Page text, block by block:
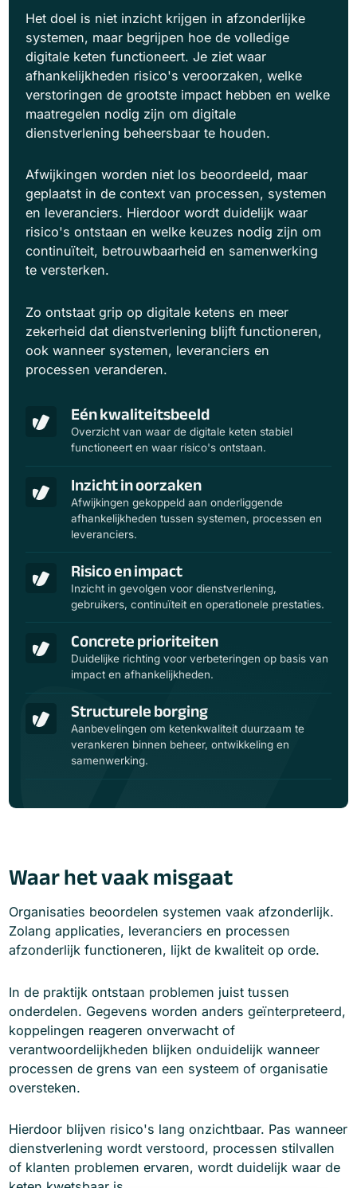
Het doel is niet inzicht krijgen in afzonderlijke
systemen, maar begrijpen hoe de volledige
digitale keten functioneert. Je ziet waar
afhankelijkheden risico's veroorzaken, welke
verstoringen de grootste impact hebben en welke
maatregelen nodig zijn om digitale
dienstverlening beheersbaar te houden.
Afwijkingen worden niet los beoordeeld, maar
geplaatst in de context van processen, systemen
en leveranciers. Hierdoor wordt duidelijk waar
risico's ontstaan en welke keuzes nodig zijn om
continuïteit, betrouwbaarheid en samenwerking
te versterken.
Zo ontstaat grip op digitale ketens en meer
zekerheid dat dienstverlening blijft functioneren,
ook wanneer systemen, leveranciers en
processen veranderen.
Eén kwaliteitsbeeld
Overzicht van waar de digitale keten stabiel
functioneert en waar risico's ontstaan.
Inzicht in oorzaken
Afwijkingen gekoppeld aan onderliggende
afhankelijkheden tussen systemen, processen en
leveranciers.
Risico en impact
Inzicht in gevolgen voor dienstverlening,
gebruikers, continuïteit en operationele prestaties.
Concrete prioriteiten
Duidelijke richting voor verbeteringen op basis van
impact en afhankelijkheden.
Structurele borging
Aanbevelingen om ketenkwaliteit duurzaam te
verankeren binnen beheer, ontwikkeling en
samenwerking.
Waar het vaak misgaat
Organisaties beoordelen systemen vaak afzonderlijk.
Zolang applicaties, leveranciers en processen
afzonderlijk functioneren, lijkt de kwaliteit op orde.
In de praktijk ontstaan problemen juist tussen
onderdelen. Gegevens worden anders geïnterpreteerd,
koppelingen reageren onverwacht of
verantwoordelijkheden blijken onduidelijk wanneer
processen de grens van een systeem of organisatie
oversteken.
Hierdoor blijven risico's lang onzichtbaar. Pas wanneer
dienstverlening wordt verstoord, processen stilvallen
of klanten problemen ervaren, wordt duidelijk waar de